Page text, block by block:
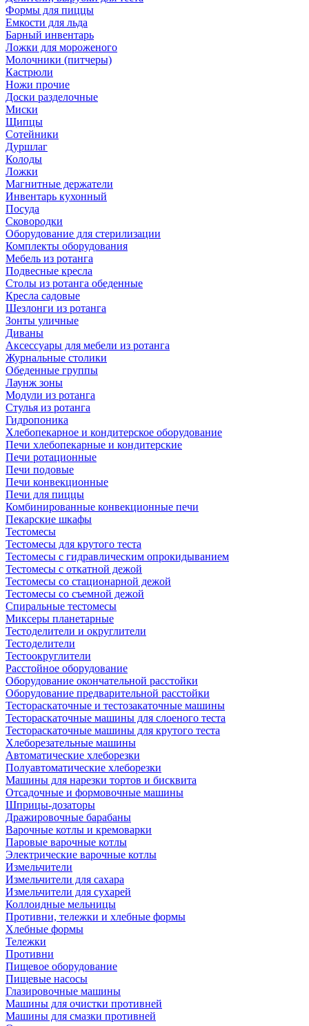
Формы для пиццы
Емкости для льда
Барный инвентарь
Ложки для мороженого
Молочники (питчеры)
Кастрюли
Ножи прочие
Доски разделочные
Миски
Щипцы
Сотейники
Дуршлаг
Колоды
Ложки
Магнитные держатели
Инвентарь кухонный
Посуда
Сковородки
Оборудование для стерилизации
Комплекты оборудования
Мебель из ротанга
Подвесные кресла
Столы из ротанга обеденные
Кресла садовые
Шезлонги из ротанга
Зонты уличные
Диваны
Аксессуары для мебели из ротанга
Журнальные столики
Обеденные группы
Лаунж зоны
Модули из ротанга
Стулья из ротанга
Гидропоника
Хлебопекарное и кондитерское оборудование
Печи хлебопекарные и кондитерские
Печи ротационные
Печи подовые
Печи конвекционные
Печи для пиццы
Комбинированные конвекционные печи
Пекарские шкафы
Тестомесы
Тестомесы для крутого теста
Тестомесы с гидравлическим опрокидыванием
Тестомесы с откатной дежой
Тестомесы со стационарной дежой
Тестомесы со съемной дежой
Спиральные тестомесы
Миксеры планетарные
Тестоделители и округлители
Тестоделители
Тестоокруглители
Расстойное оборудование
Оборудование окончательной расстойки
Оборудование предварительной расстойки
Тестораскаточные и тестозакаточные машины
Тестораскаточные машины для слоеного теста
Тестораскаточные машины для крутого теста
Хлеборезательные машины
Автоматические хлеборезки
Полуавтоматические хлеборезки
Машины для нарезки тортов и бисквита
Отсадочные и формовочные машины
Шприцы-дозаторы
Дражировочные барабаны
Варочные котлы и кремоварки
Паровые варочные котлы
Электрические варочные котлы
Измельчители
Измельчители для сахара
Измельчители для сухарей
Коллоидные мельницы
Противни, тележки и хлебные формы
Хлебные формы
Тележки
Противни
Пищевое оборудование
Пищевые насосы
Глазировочные машины
Машины для очистки противней
Машины для смазки противней